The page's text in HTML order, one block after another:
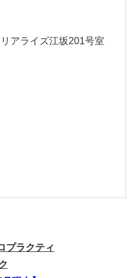
アライズ江坂201号室
プラクティ